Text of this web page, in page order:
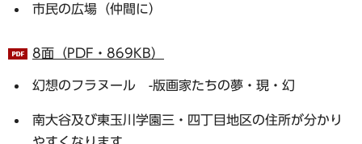
市民の広場（仲間に）
8面（PDF・869KB）
幻想のフラヌール -版画家たちの夢・現・幻
南大谷及び東玉川学園三・四丁目地区の住所が分かり
やすくなります